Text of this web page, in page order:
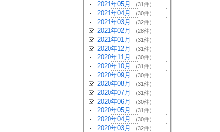
2021年05月 （31件）
2021年04月 （30件）
2021年03月 （32件）
2021年02月 （28件）
2021年01月 （31件）
2020年12月 （31件）
2020年11月 （30件）
2020年10月 （31件）
2020年09月 （30件）
2020年08月 （31件）
2020年07月 （31件）
2020年06月 （30件）
2020年05月 （31件）
2020年04月 （30件）
2020年03月 （32件）